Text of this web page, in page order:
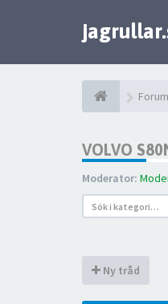
VOLVO
Moderator:
Ny tråd